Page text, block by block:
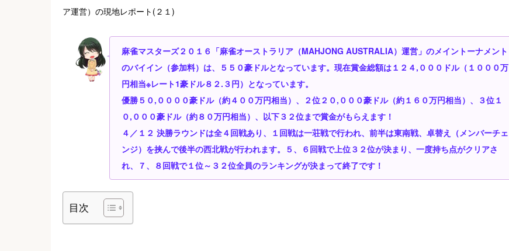
ア運営）の現地レポート(２１)
麻雀マスターズ２０１６「麻雀オーストラリア（MAHJONG AUSTRALIA）運営」のメイントーナメント
のバイイン（参加料）は、５５０豪ドルとなっています。現在賞金総額は１２４,０００ドル（１０００万
円相当※レート1豪ドル８２.３円）となっています。
優勝５０,００００豪ドル（約４００万円相当）、２位２０,０００豪ドル（約１６０万円相当）、３位１
０,０００豪ドル（約８０万円相当）、以下３２位まで賞金がもらえます！
４／１２ 決勝ラウンドは全４回戦あり、１回戦は一荘戦で行われ、前半は東南戦、卓替え（メンバーチェ
ンジ）を挟んで後半の西北戦が行われます。５、６回戦で上位３２位が決まり、一度持ち点がクリアさ
れ、７、８回戦で１位～３２位全員のランキングが決まって終了です！
目次